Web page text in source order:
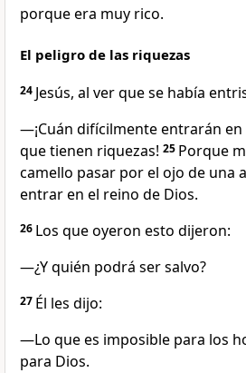
porque era muy rico.
El peligro de las riquezas
24 Jesús, al ver que se había
—¡Cuán difícilmente entrarán en
que tienen riquezas! 25 Porque
camello pasar por el ojo de una
entrar en el reino de Dios.
26 Los que oyeron esto dijeron:
—¿Y quién podrá ser salvo?
27 Él les dijo:
—Lo que es imposible para los
para Dios.